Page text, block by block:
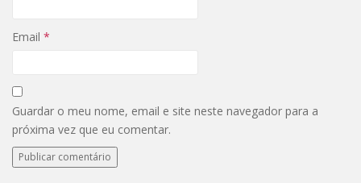
Email *
Guardar o meu nome, email e site neste navegador para a
próxima vez que eu comentar.